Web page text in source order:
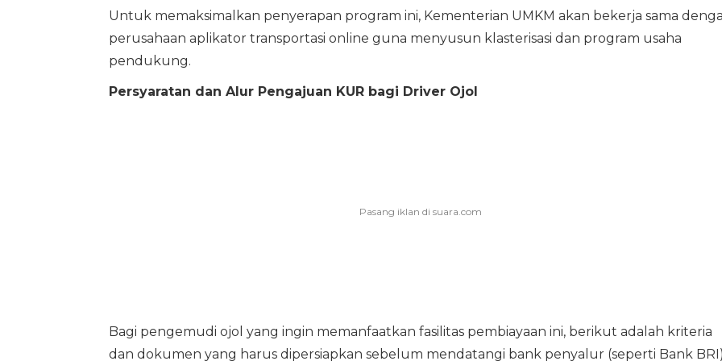
Untuk memaksimalkan penyerapan program ini, Kementerian UMKM akan bekerja sama
perusahaan aplikator transportasi online guna menyusun klasterisasi dan program usaha
pendukung.
Persyaratan dan Alur Pengajuan KUR bagi Driver Ojol
Bagi pengemudi ojol yang ingin memanfaatkan fasilitas pembiayaan ini, berikut adalah kriteria
dan dokumen yang harus dipersiapkan sebelum mendatangi bank penyalur (seperti Bank